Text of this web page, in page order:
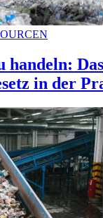
handeln: Das
in der